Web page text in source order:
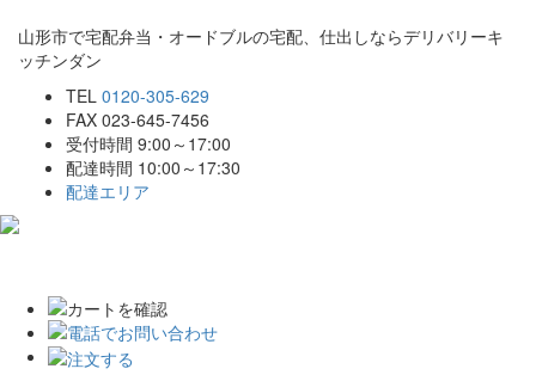
山形市で宅配弁当・オードブルの宅配、仕出しならデリバリーキ
ッチンダン
TEL 0120-305-629
FAX 023-645-7456
受付時間 9:00～17:00
配達時間 10:00～17:30
配達エリア